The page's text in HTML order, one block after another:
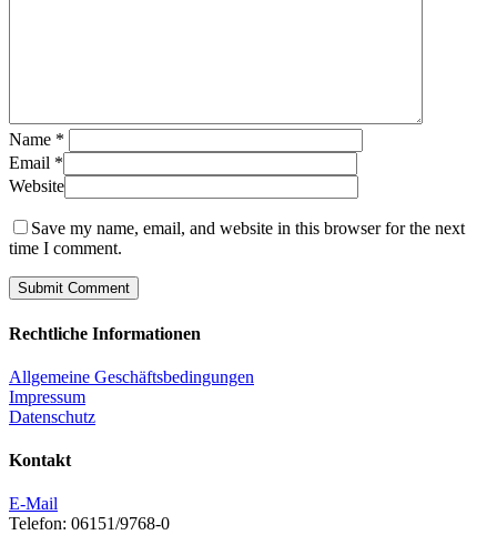
Name *
Email *
Website
Save my name, email, and website in this browser for the next
time I comment.
Rechtliche Informationen
Allgemeine Geschäftsbedingungen
Impressum
Datenschutz
Kontakt
E-Mail
Telefon: 06151/9768-0